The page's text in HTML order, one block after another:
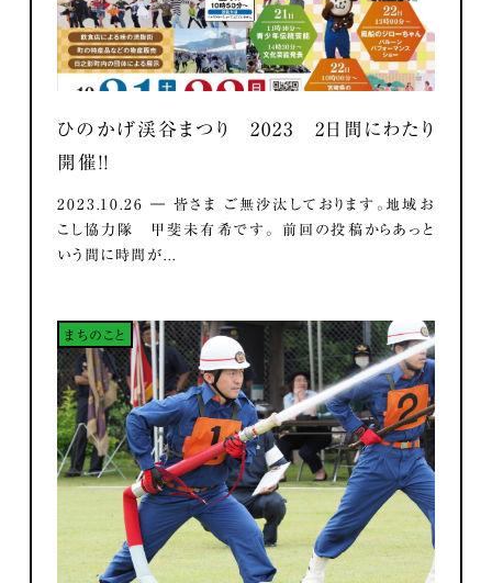
ひのかげ渓谷まつり 2023 2日間にわたり
開催！！
2023.10.26 ― 皆さま ご無沙汰しております。地域お
こし協力隊 甲斐未有希です。 前回の投稿からあっと
いう間に時間が...
まちのこと